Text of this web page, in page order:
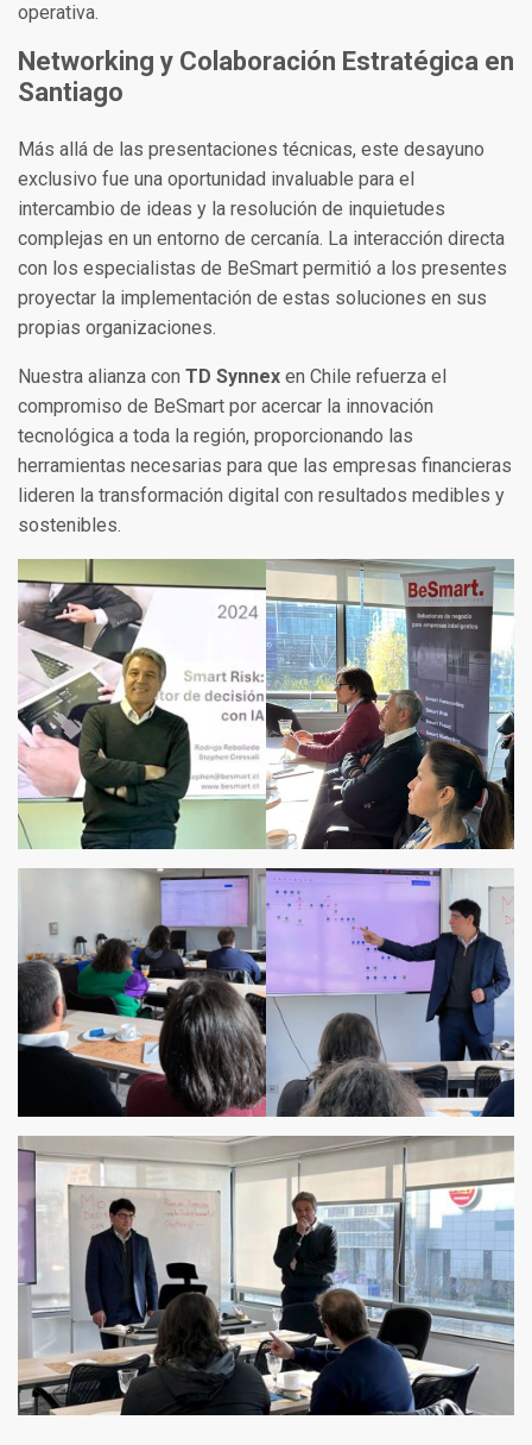
operativa.
Networking y Colaboración Estratégica en
Santiago
Más allá de las presentaciones técnicas, este desayuno
exclusivo fue una oportunidad invaluable para el
intercambio de ideas y la resolución de inquietudes
complejas en un entorno de cercanía. La interacción directa
con los especialistas de BeSmart permitió a los presentes
proyectar la implementación de estas soluciones en sus
propias organizaciones.
Nuestra alianza con TD Synnex en Chile refuerza el
compromiso de BeSmart por acercar la innovación
tecnológica a toda la región, proporcionando las
herramientas necesarias para que las empresas financieras
lideren la transformación digital con resultados medibles y
sostenibles.